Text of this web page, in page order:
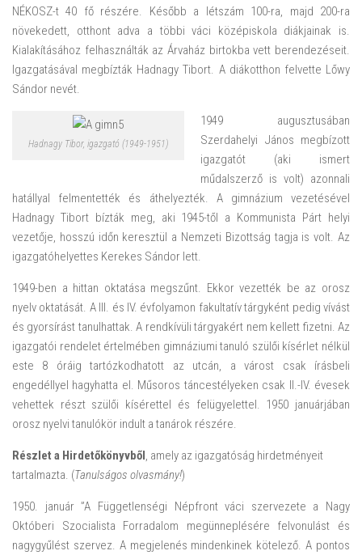
NÉKOSZ-t 40 fő részére. Később a létszám 100-ra, majd 200-ra
növekedett, otthont adva a többi váci középiskola diákjainak is.
Kialakításához felhasználták az Árvaház birtokba vett berendezéseit.
Igazgatásával megbízták Hadnagy Tibort. A diákotthon felvette Lőwy
Sándor nevét.
Hadnagy Tibor, igazgató (1949-1951)
1949 augusztusában
Szerdahelyi János megbízott
igazgatót (aki ismert
műdalszerző is volt) azonnali
hatállyal felmentették és áthelyezték. A gimnázium vezetésével
Hadnagy Tibort bízták meg, aki 1945-től a Kommunista Párt helyi
vezetője, hosszú időn keresztül a Nemzeti Bizottság tagja is volt. Az
igazgatóhelyettes Kerekes Sándor lett.
1949-ben a hittan oktatása megszűnt. Ekkor vezették be az orosz
nyelv oktatását. A III. és IV. évfolyamon fakultatív tárgyként pedig vívást
és gyorsírást tanulhattak. A rendkívüli tárgyakért nem kellett fizetni. Az
igazgatói rendelet értelmében gimnáziumi tanuló szülői kísérlet nélkül
este 8 óráig tartózkodhatott az utcán, a várost csak írásbeli
engedéllyel hagyhatta el. Műsoros táncestélyeken csak II.-IV. évesek
vehettek részt szülői kísérettel és felügyelettel. 1950 januárjában
orosz nyelvi tanulókör indult a tanárok részére.
Részlet a Hirdetőkönyvből, amely az igazgatóság hirdetményeit
tartalmazta. (Tanulságos olvasmány!)
1950. január ”A Függetlenségi Népfront váci szervezete a Nagy
Októberi Szocialista Forradalom megünneplésére felvonulást és
nagygyűlést szervez. A megjelenés mindenkinek kötelező. A pontos